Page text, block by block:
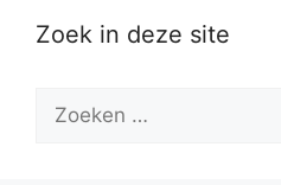
Zoek in deze site
naar: